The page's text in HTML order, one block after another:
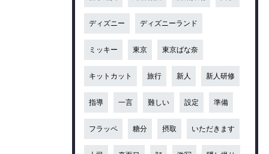
ディズニー ディズニーランド
ミッキー 東京 東京ばな奈
キットカット 旅行 新人 新人研修
指導 一言 難しい 設定 準備
フラッペ 糖分 摂取 いただきます